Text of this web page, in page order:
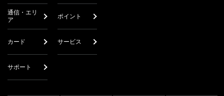
通信・エリ
ア
ポイント
カード サービス
サポート